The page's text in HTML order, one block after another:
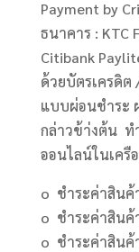
Payment by
ธนาคาร : KTC
Citibank
ด้วยบัตรเครดิ
แบบผ่อนชำระ
กล่าวข้า่งต้น ท
ออนไลน์ในเครื
o ชำระค่าสินค้
o ชำระค่าสินค้
o ชำระค่าสินค้